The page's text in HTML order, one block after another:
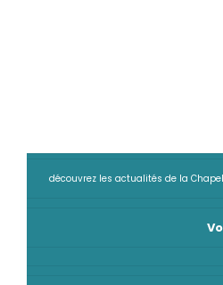
découvrez les actualités de la